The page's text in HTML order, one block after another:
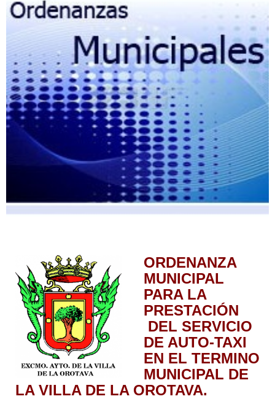
ORDENANZA
MUNICIPAL
PARA LA
PRESTACIÓN
DEL SERVICIO
DE AUTO-TAXI
EN EL TERMINO
MUNICIPAL DE
LA VILLA DE LA OROTAVA.